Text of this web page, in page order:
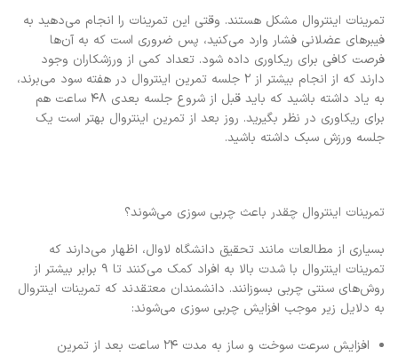
تمرینات اینتروال مشکل هستند. وقتی این تمرینات را انجام می‌دهید به
فیبر‌های عضلانی فشار وارد می‌کنید، پس ضروری است که به آن‌ها
فرصت کافی برای ریکاوری داده شود. تعداد کمی از ورزشکاران وجود
دارند که از انجام بیشتر از ۲ جلسه تمرین اینتروال در هفته سود می‌برند،
به یاد داشته باشید که باید قبل از شروع جلسه‌ بعدی ۴۸ ساعت هم
برای ریکاوری در نظر بگیرید. روز بعد از تمرین اینتروال بهتر است یک
جلسه ورزش سبک داشته باشید.
تمرینات اینتروال چقدر باعث چربی سوزی می‌شوند؟
بسیاری از مطالعات مانند تحقیق دانشگاه لاوال، اظهار می‌دارند که
تمرینات اینتروال با شدت بالا به افراد کمک می‌کنند تا ۹ برابر بیشتر از
روش‌های سنتی چربی بسوزانند. دانشمندان معتقدند که تمرینات اینتروال
به دلایل زیر موجب افزایش چربی سوزی می‌شوند:
افزایش سرعت سوخت و ساز به مدت ۲۴ ساعت بعد از تمرین